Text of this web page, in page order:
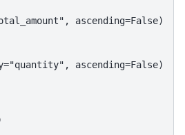
ascending=False)
ascending=False)